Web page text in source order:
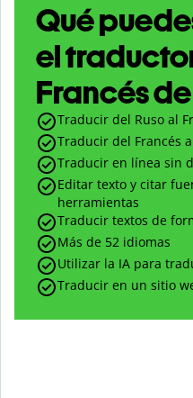
Qué
el
Francés
Traducir del Ruso al
Traducir del Francés
Traducir en línea sin
Editar texto y citar
herramientas
Traducir textos de
Más de 52 idiomas
Utilizar la IA para
Traducir en un sitio